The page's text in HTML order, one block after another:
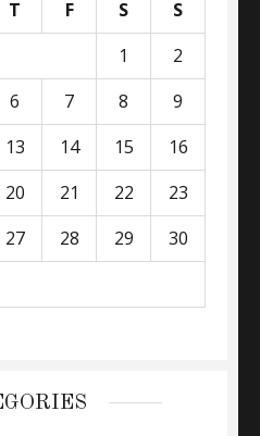
T F S
S
1
2
6 7 8
9
13 14 15
16
20 21 22
23
27 28 29
30